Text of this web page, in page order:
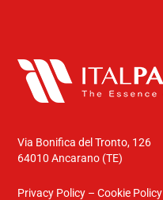
Via Bonifica del Tronto, 126
64010 Ancarano (TE)
Privacy Policy – Cookie Policy